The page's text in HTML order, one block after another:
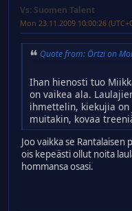
Vs: Suomen Talent
Mon 23.11.2009 10:00:26
Quote from: Örtzi on
Ihan hienosti tuo
on vaikea ala.
ihmettelin, kiekujia
muitakin, kovaa
Joo vaikka se
ois kepeästi ollut noita
hommansa osasi.